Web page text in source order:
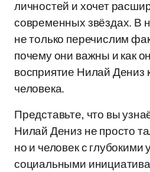
личностей и хочет
современных звёздах. В
не только перечислим
почему они важны и как
восприятие Нилай Дениз
человека.
Представьте, что вы
Нилай Дениз не просто
но и человек с глубокими
социальными